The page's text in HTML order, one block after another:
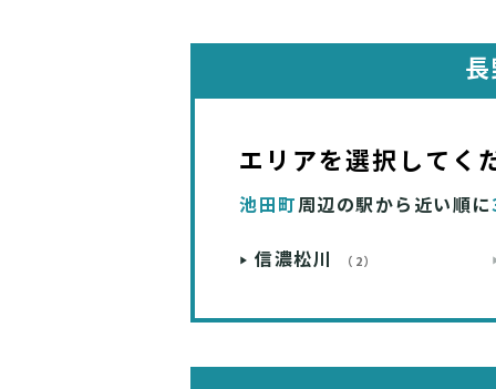
エリアを選択してく
池田町周辺の駅から近い順に
信濃松川 （2）